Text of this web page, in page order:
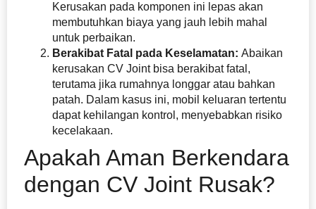
Kerusakan pada komponen ini lepas akan
membutuhkan biaya yang jauh lebih mahal
untuk perbaikan.
Berakibat Fatal pada Keselamatan: Abaikan
kerusakan CV Joint bisa berakibat fatal,
terutama jika rumahnya longgar atau bahkan
patah. Dalam kasus ini, mobil keluaran tertentu
dapat kehilangan kontrol, menyebabkan risiko
kecelakaan.
Apakah Aman Berkendara
dengan CV Joint Rusak?